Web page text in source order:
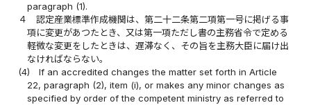
paragraph (1).
４
認定産業標準作成機関は、第二十二条第二項第一号に掲げる事
項に変更があつたとき、又は第一項ただし書の主務省令で定める
軽微な変更をしたときは、遅滞なく、その旨を主務大臣に届け出
なければならない。
(4)
If an accredited changes the matter set forth in Article
22, paragraph (2), item (i), or makes any minor changes as
specified by order of the competent ministry as referred to